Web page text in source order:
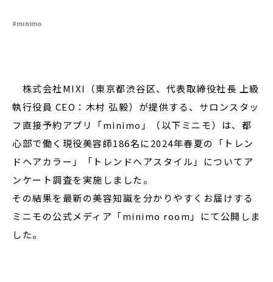
#minimo
株式会社MIXI（東京都渋谷区、代表取締役社長 上級
執行役員 CEO：⽊村 弘毅）が提供する、サロンスタッ
フ直接予約アプリ「minimo」（以下ミニモ）は、都
心部で働く現役美容師186名に2024年春夏の「トレン
ドヘアカラー」「トレンドヘアスタイル」についてア
ンケート調査を実施しました。
その結果を最新の美容知識を分かりやすくお届けする
ミニモの公式メディア「minimo room」にて公開しま
した。